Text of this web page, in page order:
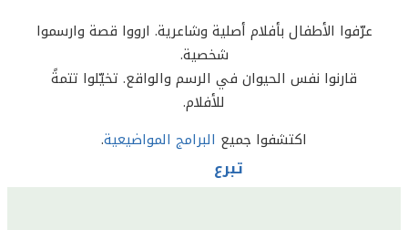
تبرع
عرّفوا الأطفال بأفلام أصلية وشاعرية. ارووا قصة وارسموا
قارنوا نفس الحيوان في الرسم والواقع. تخيّلوا تتمةً
للأفلام.
اكتشفوا جميع البرامج المواضيعية.